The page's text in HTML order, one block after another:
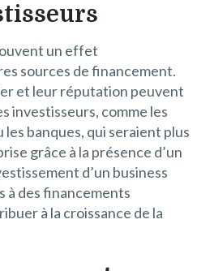
un effet
sources de financement.
et leur réputation peuvent
investisseurs, comme les
banques, qui seraient plus
grâce à la présence d’un
d’un business
à des financements
à la croissance de la